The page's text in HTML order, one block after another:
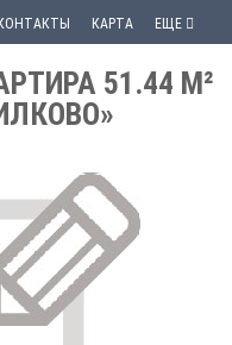
КОНТАКТЫ КАРТА ЕЩЕ
51.44 М²